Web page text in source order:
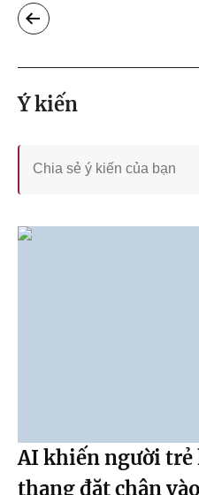
Ý kiến
AI khiến người trẻ
thang đặt chân